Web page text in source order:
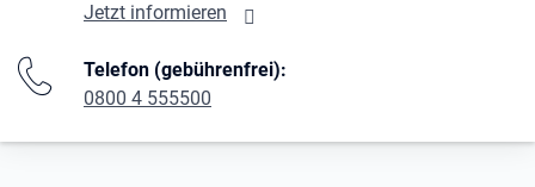
Jetzt informieren
Telefon (gebührenfrei):
0800 4 555500